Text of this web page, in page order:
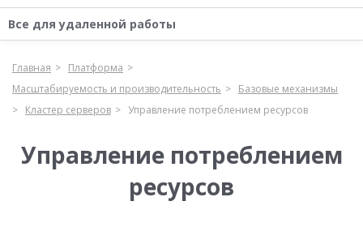
Все для удаленной работы
Главная
Платформа
Масштабируемость и производительность
Базовые механизмы
Кластер серверов
Управление потреблением ресурсов
Управление потреблением
ресурсов